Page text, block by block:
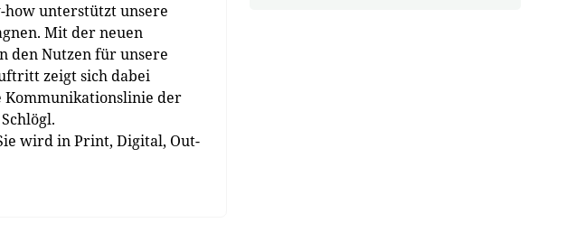
how unterstützt unsere
Mit der neuen
den Nutzen für unsere
zeigt sich dabei
Kommunikationslinie der
wird in Print, Digital, Out-